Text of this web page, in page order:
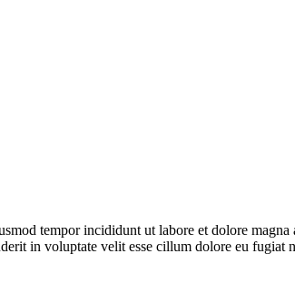
tempor incididunt ut labore et dolore
in voluptate velit esse cillum dolore eu